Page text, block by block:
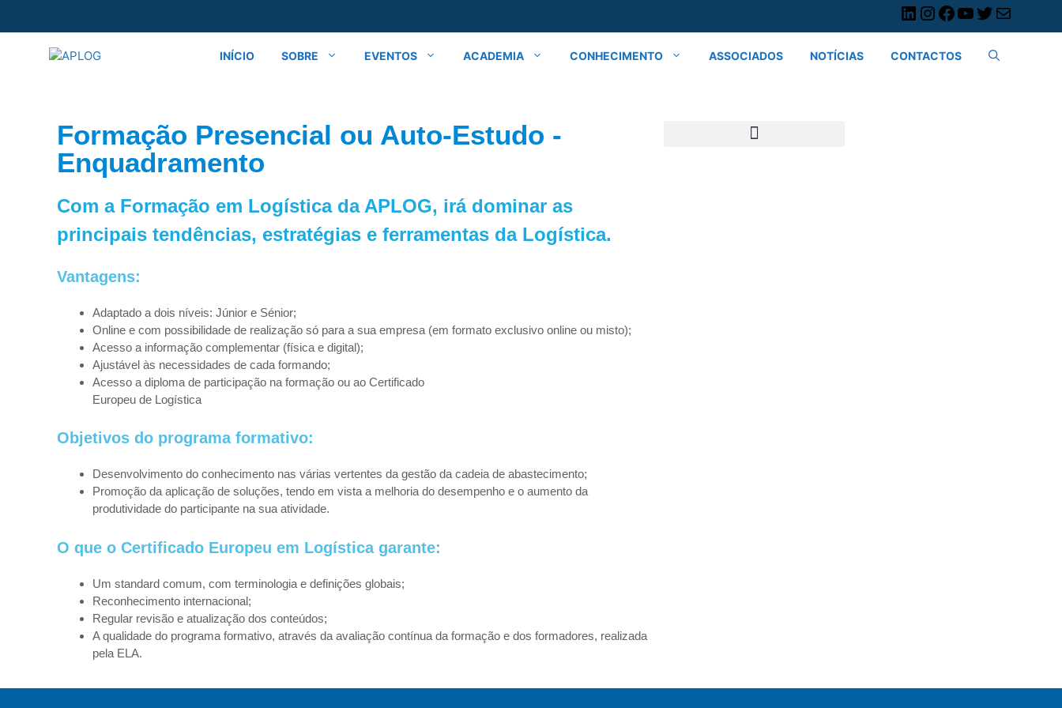
INÍCIO SOBRE EVENTOS ACADEMIA CONHECIMENTO ASSOCIADOS NOTÍCIAS CONTACTOS
Formação Presencial ou Auto-Estudo -
Enquadramento
Com a Formação em Logística da APLOG, irá dominar as
principais tendências, estratégias e ferramentas da Logística.
Vantagens:
Adaptado a dois níveis: Júnior e Sénior;
Online e com possibilidade de realização só para a sua empresa (em formato exclusivo online ou misto);
Acesso a informação complementar (física e digital);
Ajustável às necessidades de cada formando;
Acesso a diploma de participação na formação ou ao Certificado
Europeu de Logística
Objetivos do programa formativo:
Desenvolvimento do conhecimento nas várias vertentes da gestão da cadeia de abastecimento;
Promoção da aplicação de soluções, tendo em vista a melhoria do desempenho e o aumento da
produtividade do participante na sua atividade.
O que o Certificado Europeu em Logística garante:
Um standard comum, com terminologia e definições globais;
Reconhecimento internacional;
Regular revisão e atualização dos conteúdos;
A qualidade do programa formativo, através da avaliação contínua da formação e dos formadores, realizada
pela ELA.